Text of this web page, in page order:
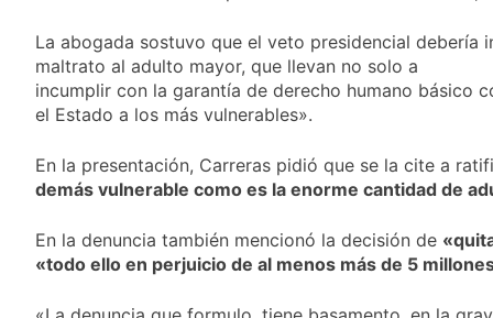
Aires: mejora el
tiempo y llegan las
temperaturas más
bajas de la semana
2 Días Atrás
Día de San Cayetano:
por qué se celebra
cada 7 de agosto y
los argentinos
2 Días Atrás
ley de propiedad
privada, pero el
eliminar otro capítulo
2 Días Atrás
Congreso durante la
protesta contra la
Privada: hubo
2 Días Atrás
pedido para
La abogada sostuvo que el veto presidencial
maltrato al adulto mayor, que llevan no solo a
incumplir con la garantía de derecho humano básico
el Estado a los más vulnerables».
En la presentación, Carreras pidió que se la cite a
demás vulnerable como es la enorme cantidad de
En la denuncia también mencionó la decisión de
«todo ello en perjuicio de al menos más de 5